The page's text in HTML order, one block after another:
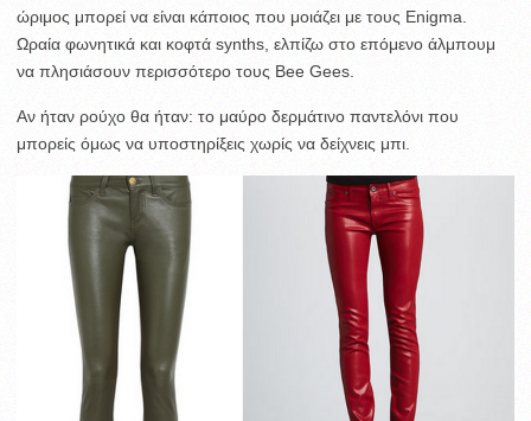
ώριμος μπορεί να είναι κάποιος που μοιάζει με τους Enigma.
Ωραία φωνητικά και κοφτά synths, ελπίζω στο επόμενο άλμπουμ
να πλησιάσουν περισσότερο τους Bee Gees.
Αν ήταν ρούχο θα ήταν: το μαύρο δερμάτινο παντελόνι που
μπορείς όμως να υποστηρίξεις χωρίς να δείχνεις μπι.